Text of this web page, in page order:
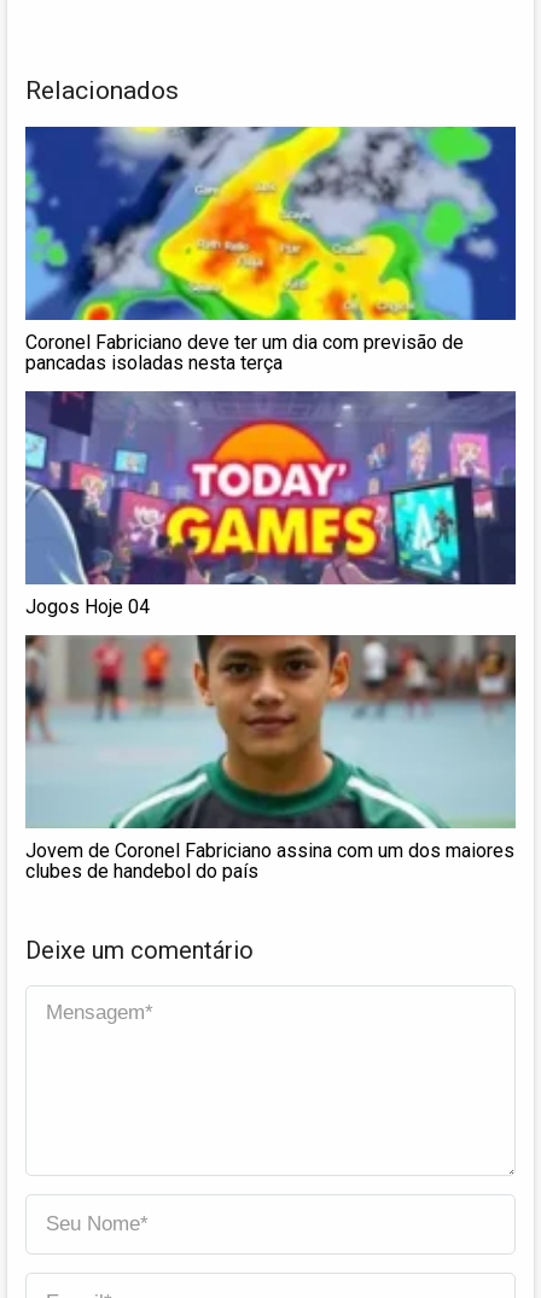
Relacionados
Coronel Fabriciano deve ter um dia com previsão de
pancadas isoladas nesta terça
Jogos Hoje 04
Jovem de Coronel Fabriciano assina com um dos maiores
clubes de handebol do país
Deixe um comentário